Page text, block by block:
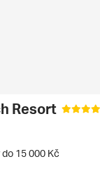
Resort
15 000 Kč